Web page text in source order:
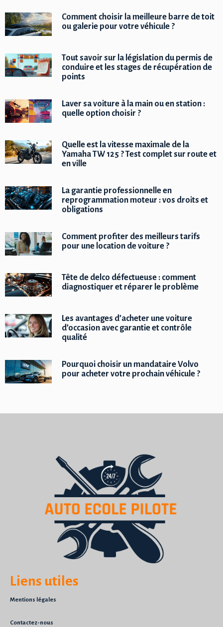
Comment choisir la meilleure barre de toit
ou galerie pour votre véhicule ?
Tout savoir sur la législation du permis de
conduire et les stages de récupération de
points
Laver sa voiture à la main ou en station :
quelle option choisir ?
Quelle est la vitesse maximale de la
Yamaha TW 125 ? Test complet sur route et
en ville
La garantie professionnelle en
reprogrammation moteur : vos droits et
obligations
Comment profiter des meilleurs tarifs
pour une location de voiture ?
Tête de delco défectueuse : comment
diagnostiquer et réparer le problème
Les avantages d’acheter une voiture
d’occasion avec garantie et contrôle
qualité
Pourquoi choisir un mandataire Volvo
pour acheter votre prochain véhicule ?
Liens utiles
Mentions légales
Contactez-nous